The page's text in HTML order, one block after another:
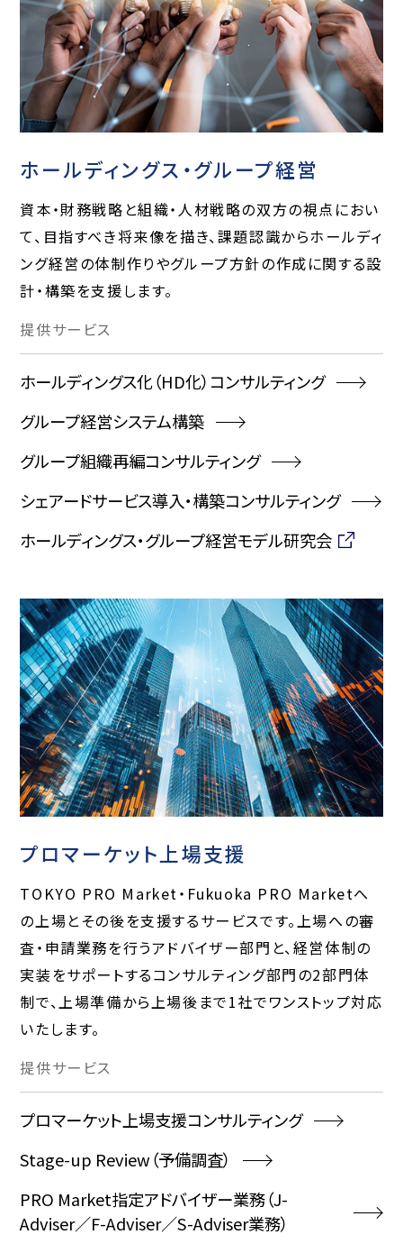
ホールディングス・グループ経営
資本・財務戦略と組織・人材戦略の双方の視点におい
て、目指すべき将来像を描き、課題認識からホールディ
ング経営の体制作りやグループ方針の作成に関する設
計・構築を支援します。
提供サービス
ホールディングス化（HD化）コンサルティング
グループ経営システム構築
グループ組織再編コンサルティング
シェアードサービス導入・構築コンサルティング
ホールディングス・グループ経営モデル研究会
プロマーケット上場支援
TOKYO PRO Market・Fukuoka PRO Marketへ
の上場とその後を支援するサービスです。上場への審
査・申請業務を行うアドバイザー部門と、経営体制の
実装をサポートするコンサルティング部門の2部門体
制で、上場準備から上場後まで1社でワンストップ対応
いたします。
提供サービス
プロマーケット上場支援コンサルティング
Stage-up Review（予備調査）
PRO Market指定アドバイザー業務（J-
Adviser／F-Adviser／S-Adviser業務）